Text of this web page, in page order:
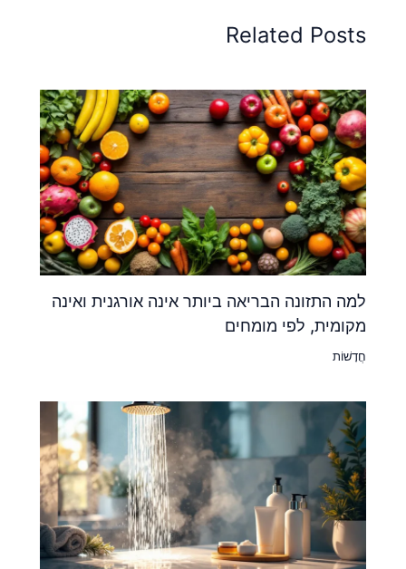
Related Posts
למה התזונה הבריאה ביותר אינה אורגנית ואינה
מקומית, לפי מומחים
חֲדָשׁוֹת